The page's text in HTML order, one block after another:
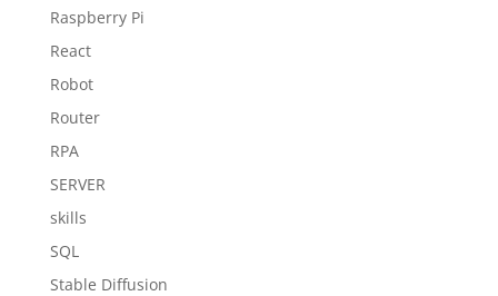
Raspberry Pi
React
Robot
Router
RPA
SERVER
skills
SQL
Stable Diffusion